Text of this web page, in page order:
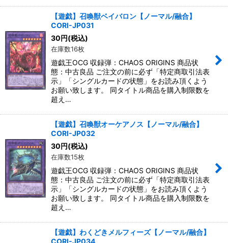
【遊戯】召喚獣ベイバロン【ノーマル/融合】
CORI-JP031
30円(税込)
在庫数16枚
遊戯王OCG 収録弾：CHAOS ORIGINS 商品状
態：中古良品 ご注文の前に必ず「特定商取引法表
示」「シングルカードの状態」をお読み頂くよう
お願い致します。 同タイトル商品を購入制限数を
超え…
【遊戯】召喚獣オーケアノス【ノーマル/融合】
CORI-JP032
30円(税込)
在庫数15枚
遊戯王OCG 収録弾：CHAOS ORIGINS 商品状
態：中古良品 ご注文の前に必ず「特定商取引法表
示」「シングルカードの状態」をお読み頂くよう
お願い致します。 同タイトル商品を購入制限数を
超え…
【遊戯】わくどきメルフィーズ【ノーマル/融合】
CORI-JP034